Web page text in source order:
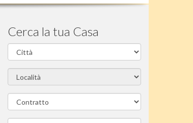
Cerca la tua Casa